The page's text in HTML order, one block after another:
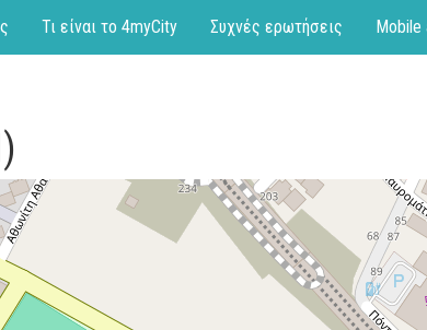
Τι είναι το 4myCity Συχνές ερωτήσεις Mobile